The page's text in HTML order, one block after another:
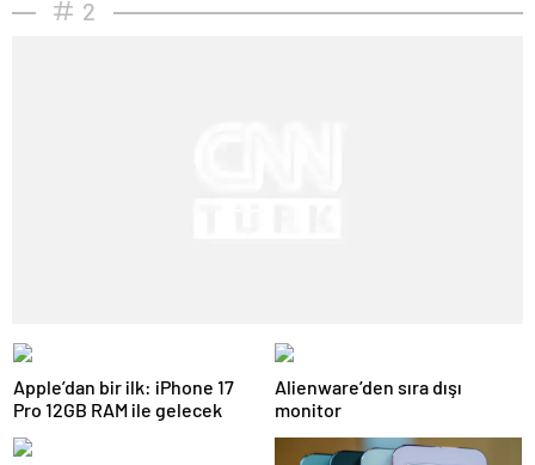
2
Apple’dan bir ilk: iPhone 17
Pro 12GB RAM ile gelecek
Alienware’den sıra dışı
monitor